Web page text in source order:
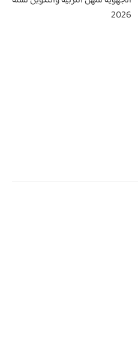
2026